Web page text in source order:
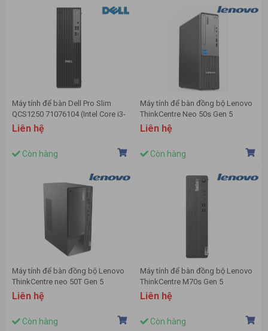
Máy tính để bàn Dell Pro Slim
QCS1250 71076104 (Intel Core i3-
14100 | RAM 8GB DDR5 | SSD
512GB NVMe | Intel UHD
Home)
Liên hệ
Còn hàng
Máy tính để bàn đồng bộ Lenovo
ThinkCentre Neo 50s Gen 5
12XD002HVA (Intel Core i5-14400
| 8GB | 256GB SSD | Intel UHD
Graphics 730 | KB - M | NoOS | 1Y
| Đen)
Liên hệ
Còn hàng
Máy tính để bàn đồng bộ Lenovo
ThinkCentre neo 50T Gen 5
12UB0005VA ( i5-14400 | 8GB
DDR5 | 256GB | Intel UHD 730 |
Liên hệ
Còn hàng
Máy tính để bàn đồng bộ Lenovo
ThinkCentre M70s Gen 5
12U3000LVA (Core I5-14400 | 8GB
| 512GB SSD | NO OS | Bàn phím +
Liên hệ
Còn hàng